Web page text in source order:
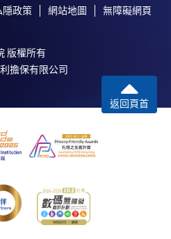
隱政策 網站地圖 無障礙網頁
版權所有
擔保有限公司
返回頁首